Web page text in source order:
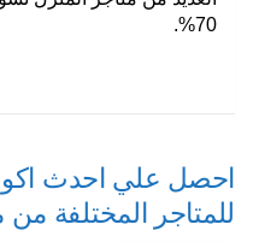
70%.
احصل علي احدث
للمتاجر المختلفة